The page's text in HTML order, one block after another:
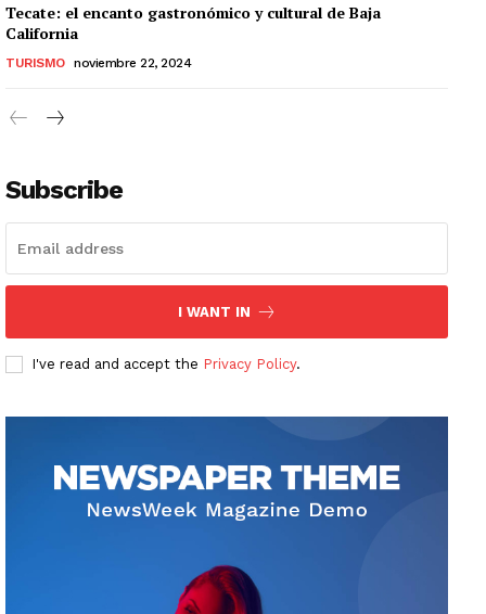
Tecate: el encanto gastronómico y cultural de Baja
California
TURISMO noviembre 22, 2024
Subscribe
I WANT IN
I've read and accept the Privacy Policy.